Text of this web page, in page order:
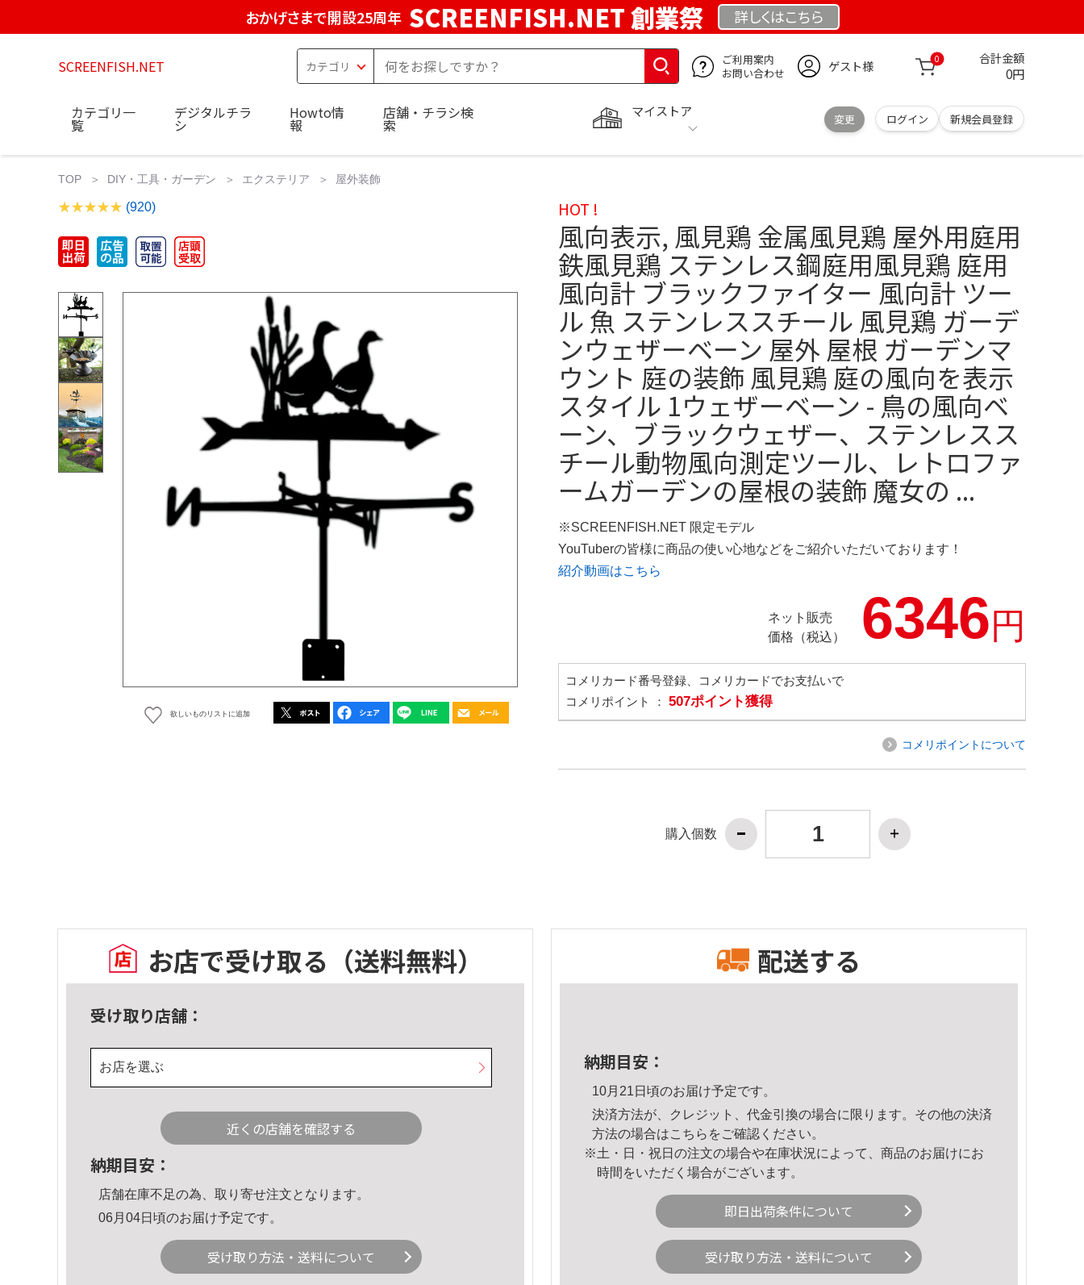
おかげさまで開設25周年 SCREENFISH.NET 創業祭 詳しくはこちら
SCREENFISH.NET
ご利用案内
お問い合わせ
ゲスト様 0 合計金額
0円
マイストア
変更 ログイン 新規会員登録
カテゴリ一
覧
デジタルチラ
シ
Howto情
報
店舗・チラシ検
索
TOP DIY・工具・ガーデン エクステリア 屋外装飾
(920)
欲しいものリストに追加
HOT !
風向表示, 風見鶏 金属風見鶏 屋外用庭用
鉄風見鶏 ステンレス鋼庭用風見鶏 庭用
風向計 ブラックファイター 風向計 ツー
ル 魚 ステンレススチール 風見鶏 ガーデ
ンウェザーベーン 屋外 屋根 ガーデンマ
ウント 庭の装飾 風見鶏 庭の風向を表示
スタイル 1ウェザーベーン - 鳥の風向ベ
ーン、ブラックウェザー、ステンレスス
チール動物風向測定ツール、レトロファ
ームガーデンの屋根の装飾 魔女の ...
※SCREENFISH.NET 限定モデル
YouTuberの皆様に商品の使い心地などをご紹介いただいております！
紹介動画はこちら
ネット販売
価格（税込）
6346円
コメリカード番号登録、コメリカードでお支払いで
コメリポイント ： 507ポイント獲得
コメリポイントについて
購入個数
お店で受け取る （送料無料）
受け取り店舗：
お店を選ぶ
近くの店舗を確認する
納期目安：
店舗在庫不足の為、取り寄せ注文となります。
06月04日頃のお届け予定です。
受け取り方法・送料について
配送する
納期目安：
10月21日頃のお届け予定です。
決済方法が、クレジット、代金引換の場合に限ります。その他の決済
方法の場合はこちら をご確認ください。
※土・日・祝日の注文の場合や在庫状況によって、商品のお届けにお
時間をいただく場合がございます。
即日出荷条件について
受け取り方法・送料について